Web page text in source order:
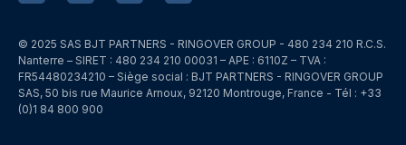
© 2025 SAS BJT PARTNERS - RINGOVER GROUP - 480 234 210 R.C.S.
Nanterre – SIRET : 480 234 210 00031 – APE : 6110Z – TVA :
FR54480234210 – Siège social : BJT PARTNERS - RINGOVER GROUP
SAS, 50 bis rue Maurice Arnoux, 92120 Montrouge, France - Tél : +33
(0)1 84 800 900